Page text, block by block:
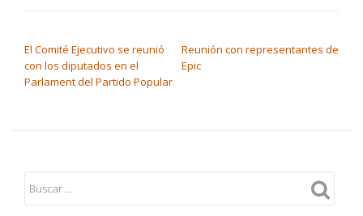
El Comité Ejecutivo se reunió
con los diputados en el
Parlament del Partido Popular
Reunión con representantes de
Epic